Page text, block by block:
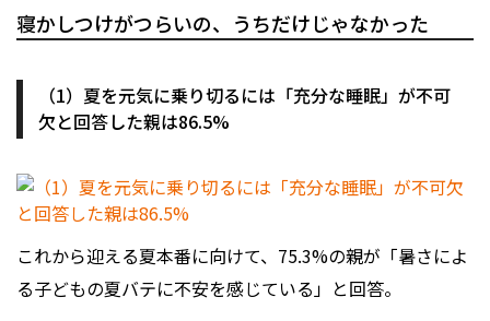
寝かしつけがつらいの、うちだけじゃなかった
（1）夏を元気に乗り切るには「充分な睡眠」が不可
欠と回答した親は86.5%
これから迎える夏本番に向けて、75.3%の親が「暑さによ
る子どもの夏バテに不安を感じている」と回答。